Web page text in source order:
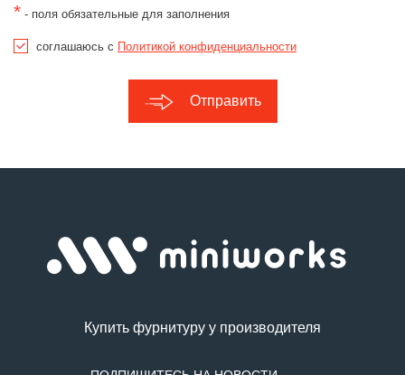
* - поля обязательные для заполнения
соглашаюсь с Политикой конфиденциальности
Отправить
Купить фурнитуру у производителя